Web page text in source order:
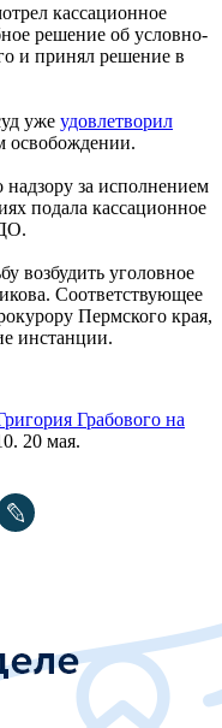
кассационное
решение об условно-
и принял решение в
уже удовлетворил
освобождении.
надзору за исполнением
подала кассационное
возбудить уголовное
Соответствующее
Пермского края,
инстанции.
Грабового на
20 мая.